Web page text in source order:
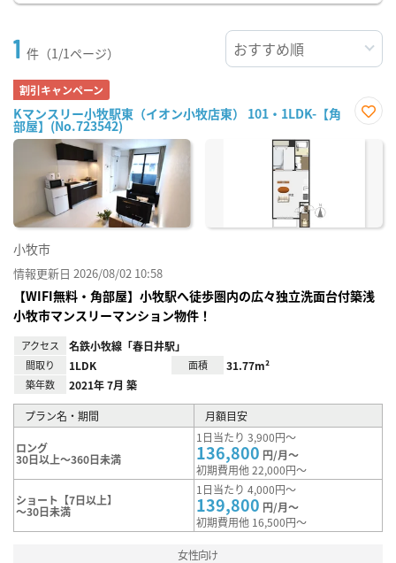
1 件（1/1ページ）
割引キャンペーン
Kマンスリー小牧駅東（イオン小牧店東） 101・1LDK-【角
部屋】(No.723542)
に入
小牧市
情報更新日 2026/08/02 10:58
【WIFI無料・角部屋】小牧駅へ徒歩圏内の広々独立洗面台付築浅
小牧市マンスリーマンション物件！
アクセス 名鉄小牧線「春日井駅」
間取り 1LDK 面積 31.77m²
築年数 2021年 7月 築
プラン名・期間 月額目安
ロング
30日以上～360日未満
1日当たり 3,900円～
136,800 円/月～
初期費用他 22,000円～
ショート【7日以上】
～30日未満
1日当たり 4,000円～
139,800 円/月～
初期費用他 16,500円～
女性向け